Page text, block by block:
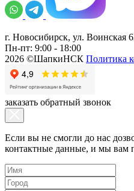
г. Новосибирск, ул. Воинская
Пн-пт: 9:00 - 18:00
2026 ©ШапкиНСК Политика
заказать обратный звонок
Если вы не смогли до нас
контактные данные, и мы вам